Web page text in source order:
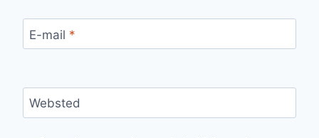
E-mail *
Websted